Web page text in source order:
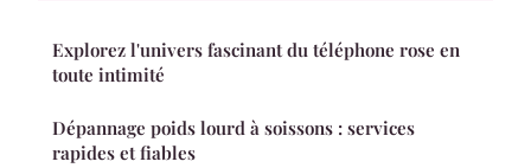
Explorez l'univers fascinant du téléphone rose en
toute intimité
Dépannage poids lourd à soissons : services
rapides et fiables